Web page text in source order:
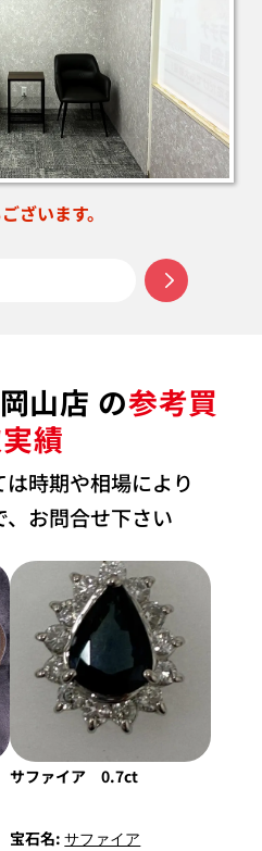
ざいます。
山店 の参考買
績
時期や相場により
お問合せ下さい
サファイア 0.7ct
宝石名: サファイア